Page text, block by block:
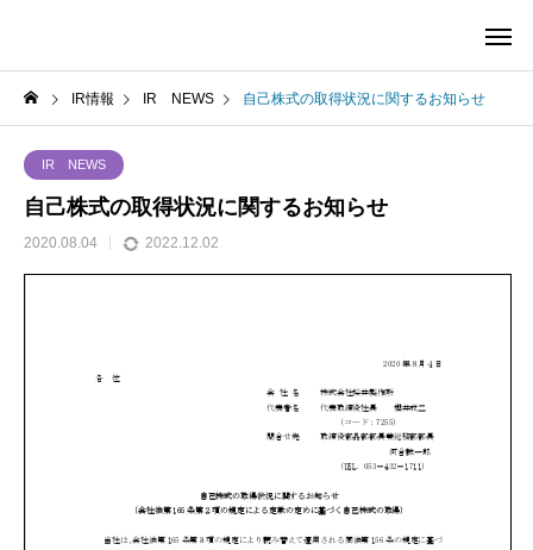
IR情報 IR NEWS 自己株式の取得状況に関するお知らせ
IR NEWS
自己株式の取得状況に関するお知らせ
2020.08.04 2022.12.02